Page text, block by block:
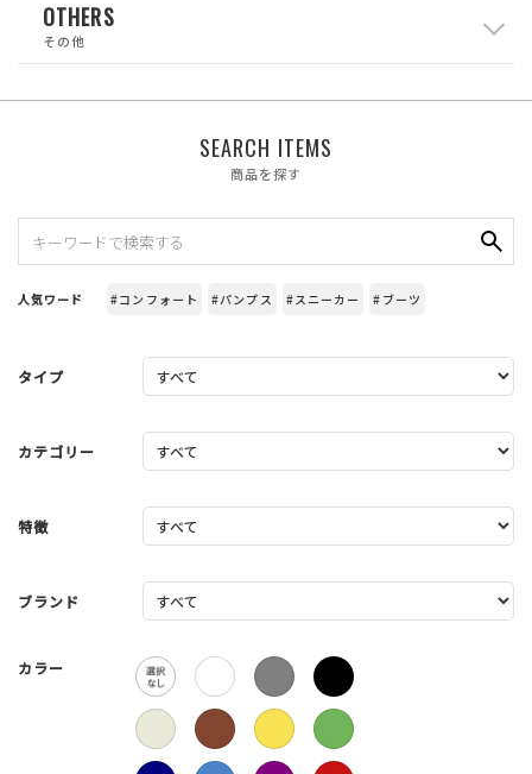
OTHERS
その他
SEARCH ITEMS
商品を探す
人気ワード #コンフォート #パンプス #スニーカー #ブーツ
タイプ
カテゴリー
特徴
ブランド
カラー